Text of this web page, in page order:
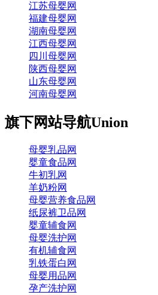
江苏母婴网
福建母婴网
湖南母婴网
江西母婴网
四川母婴网
陕西母婴网
山东母婴网
河南母婴网
旗下网站导航Union
母婴乳品网
婴童食品网
牛初乳网
羊奶粉网
母婴营养食品网
纸尿裤卫品网
婴童辅食网
母婴洗护网
有机辅食网
乳铁蛋白网
母婴用品网
孕产洗护网